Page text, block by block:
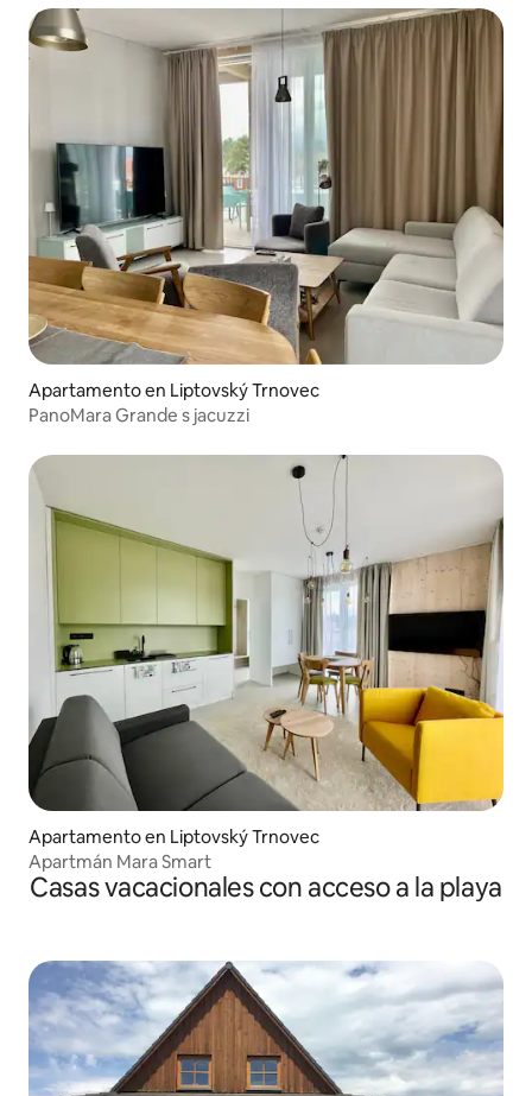
Apartamento en Liptovský Trnovec
PanoMara Grande s jacuzzi
Apartamento en Liptovský Trnovec
Apartmán Mara Smart
Casas vacacionales con acceso a la playa